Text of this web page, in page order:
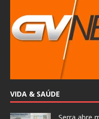
VIDA & SAÚDE